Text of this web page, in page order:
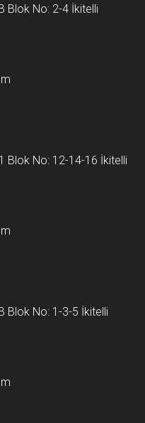
Blok No: 2-4 İkitelli
Blok No: 12-14-16 İkitelli
Blok No: 1-3-5 İkitelli